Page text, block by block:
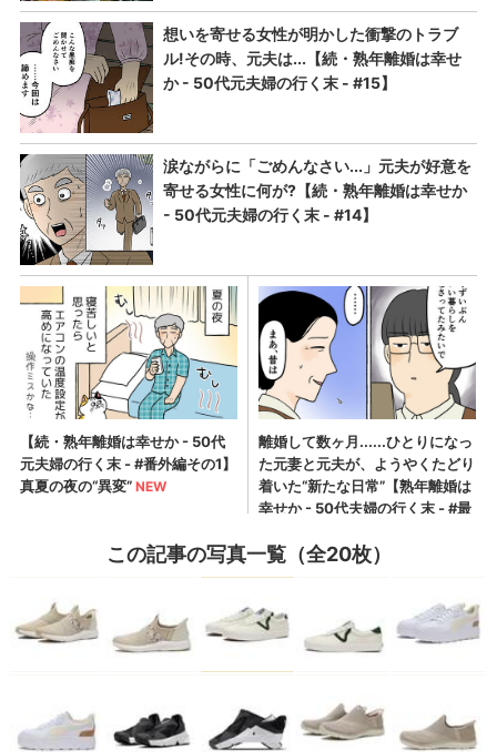
この記事の写真一覧（全20枚）